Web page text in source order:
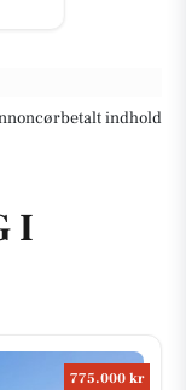
indhold
I
775.000 kr